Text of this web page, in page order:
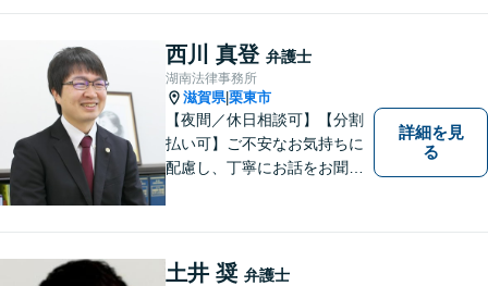
西川 真登 弁護士
湖南法律事務所
滋賀県|栗東市
【夜間／休日相談可】【分割
払い可】ご不安なお気持ちに
配慮し、丁寧にお話をお聞き
い合わせください。
詳細を見
る
土井 奨 弁護士